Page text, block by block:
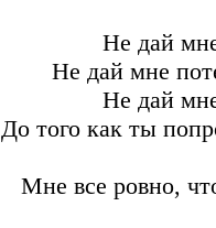
Не дай
Не дай мне
Не дай
До того как ты
Мне все ровно,